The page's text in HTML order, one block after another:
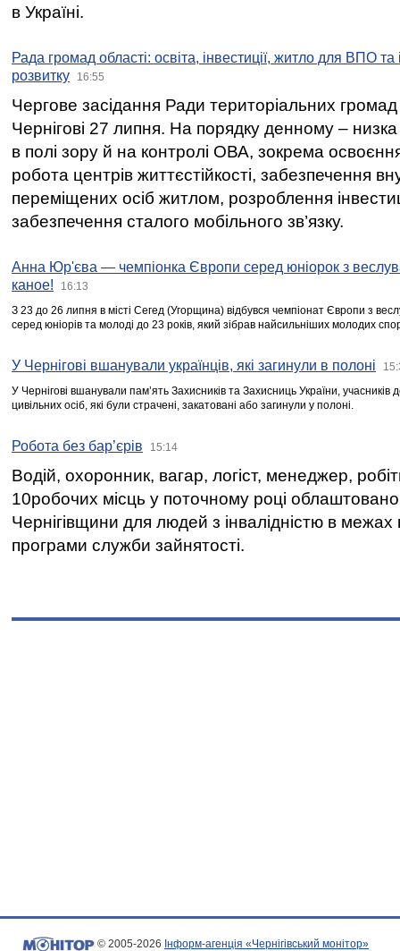
в Україні.
Рада громад області: освіта, інвестиції, житло для ВПО
розвитку
16:55
Чергове засідання Ради територіальних громад
Чернігові 27 липня. На порядку денному –
в полі зору й на контролі ОВА, зокрема освоєння
робота центрів життєстійкості, забезпечення
переміщених осіб житлом, розроблення
забезпечення сталого мобільного зв’язку.
Анна Юр'єва — чемпіонка Європи серед юніорок з
каное!
16:13
З 23 до 26 липня в місті Сегед (Угорщина) відбувся чемпіонат Європи з
серед юніорів та молоді до 23 років, який зібрав найсильніших молодих
У Чернігові вшанували українців, які загинули в полоні
У Чернігові вшанували пам’ять Захисників та Захисниць України,
цивільних осіб, які були страчені, закатовані або загинули у полоні.
Робота без бар’єрів 15:14
Водій, охоронник, вагар, логіст, менеджер,
10робочих місць у поточному році
Чернігівщини для людей з інвалідністю в межах
програми служби зайнятості.
© 2005-2026 Інформ-агенція «Чернігівський монітор»